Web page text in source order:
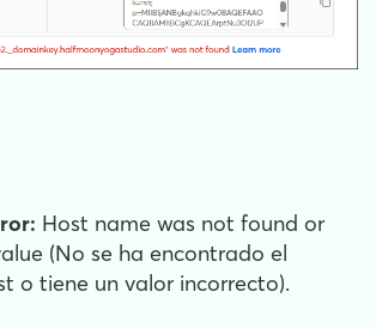
Host name was not found or
(No se ha encontrado el
o tiene un valor incorrecto).